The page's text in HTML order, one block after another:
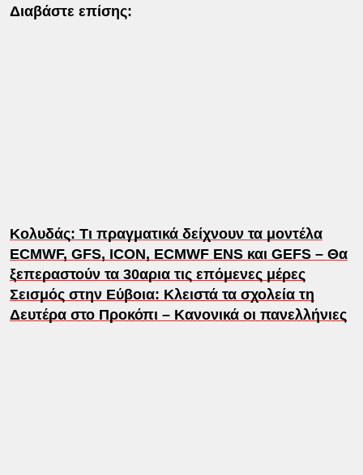
Διαβάστε επίσης:
Κολυδάς: Τι πραγματικά δείχνουν τα μοντέλα
ECMWF, GFS, ICON, ECMWF ENS και GEFS – Θα
ξεπεραστούν τα 30αρια τις επόμενες μέρες
Σεισμός στην Εύβοια: Κλειστά τα σχολεία τη
Δευτέρα στο Προκόπι – Κανονικά οι πανελλήνιες